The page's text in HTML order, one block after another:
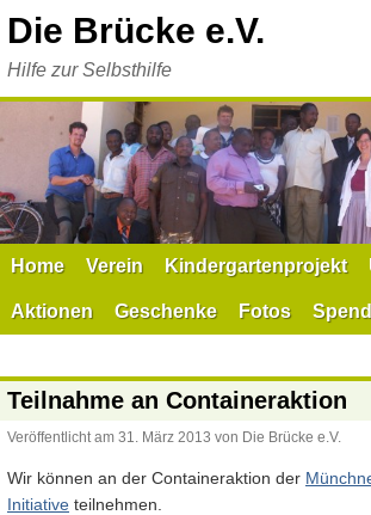
Inhalt
Die Brücke e.V.
Hilfe zur Selbsthilfe
Home Verein Kindergartenprojekt
Aktionen Geschenke Fotos
Teilnahme an Containeraktion
Veröffentlicht am 31. März 2013 von Die Brücke e.V.
Wir können an der Containeraktion der
Initiative teilnehmen.